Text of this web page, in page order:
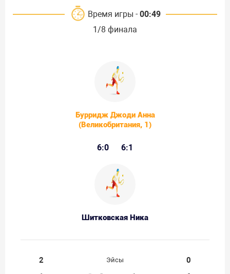
Время игры - 00:49
1/8 финала
Бурридж Джоди Анна
(Великобритания, 1)
6:0 6:1
Шитковская Ника
2 Эйсы
0